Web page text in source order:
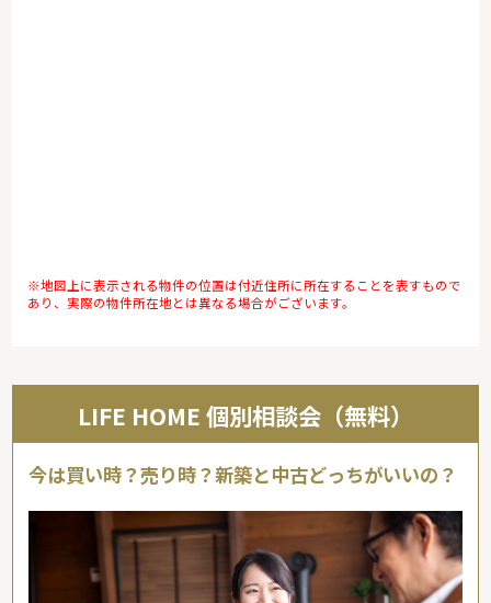
※地図上に表示される物件の位置は付近住所に所在することを表すもので
あり、実際の物件所在地とは異なる場合がございます。
LIFE HOME 個別相談会（無料）
今は買い時？売り時？新築と中古どっちがいいの？